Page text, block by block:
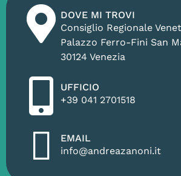
DOVE MI TROVI
Consiglio Regionale
Palazzo Ferro-Fini San
30124 Venezia
UFFICIO
+39 041 2701518
EMAIL
info@andreazanoni.it